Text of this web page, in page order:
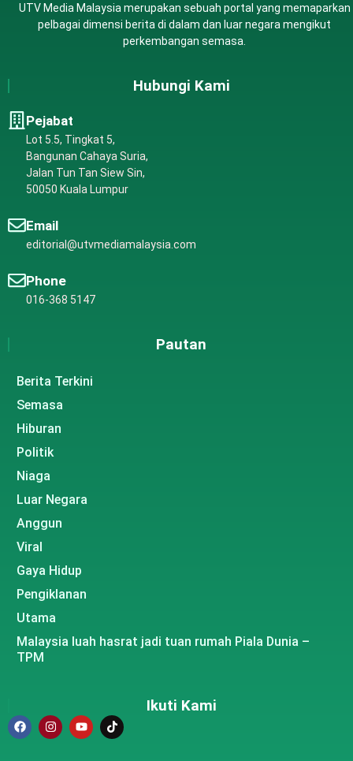
UTV Media Malaysia merupakan sebuah portal yang memaparkan
pelbagai dimensi berita di dalam dan luar negara mengikut
perkembangan semasa.
Hubungi Kami
Pejabat
Lot 5.5, Tingkat 5,
Bangunan Cahaya Suria,
Jalan Tun Tan Siew Sin,
50050 Kuala Lumpur
Email
editorial@utvmediamalaysia.com
Phone
016-368 5147
Pautan
Berita Terkini
Semasa
Hiburan
Politik
Niaga
Luar Negara
Anggun
Viral
Gaya Hidup
Pengiklanan
Utama
Malaysia luah hasrat jadi tuan rumah Piala Dunia –
TPM
Ikuti Kami